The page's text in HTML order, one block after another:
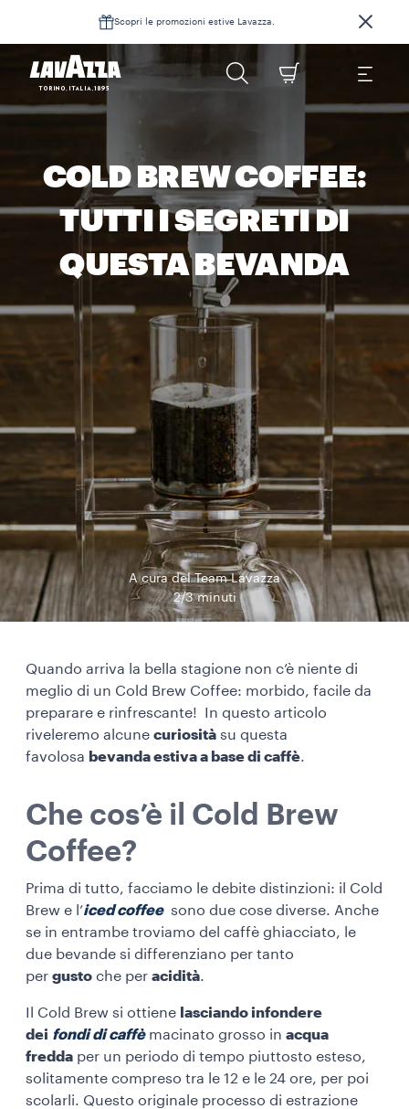
Scopri le promozioni estive Lavazza.
COLD BREW COFFEE:
TUTTI I SEGRETI DI
QUESTA BEVANDA
A cura del Team Lavazza
2/3 minuti
Quando arriva la bella stagione non c’è niente di
meglio di un Cold Brew Coffee: morbido, facile da
preparare e rinfrescante! In questo articolo
riveleremo alcune curiosità su questa
favolosa bevanda estiva a base di caffè.
Che cos’è il Cold Brew
Coffee?
Prima di tutto, facciamo le debite distinzioni: il Cold
Brew e l’iced coffee sono due cose diverse. Anche
se in entrambe troviamo del caffè ghiacciato, le
due bevande si differenziano per tanto
per gusto che per acidità.
Il Cold Brew si ottiene lasciando infondere
dei fondi di caffè macinato grosso in acqua
fredda per un periodo di tempo piuttosto esteso,
solitamente compreso tra le 12 e le 24 ore, per poi
scolarli. Questo originale processo di estrazione